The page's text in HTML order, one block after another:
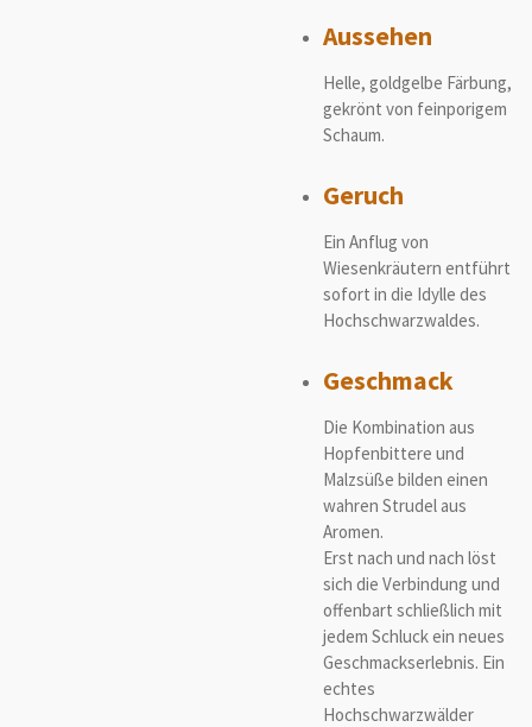
Aussehen
Helle, goldgelbe Färbung,
gekrönt von feinporigem
Schaum.
Geruch
Ein Anflug von
Wiesenkräutern entführt
sofort in die Idylle des
Hochschwarzwaldes.
Geschmack
Die Kombination aus
Hopfenbittere und
Malzsüße bilden einen
wahren Strudel aus
Aromen.
Erst nach und nach löst
sich die Verbindung und
offenbart schließlich mit
jedem Schluck ein neues
Geschmackserlebnis. Ein
echtes
Hochschwarzwälder